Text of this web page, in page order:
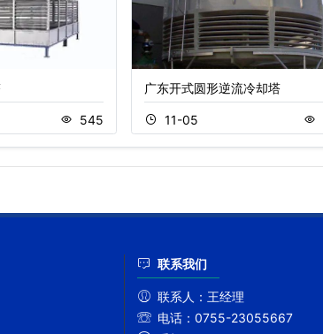
545
广东开式圆形逆流冷却塔
11-05
联系我们
联系人： 王经理
电话： 0755-23055667